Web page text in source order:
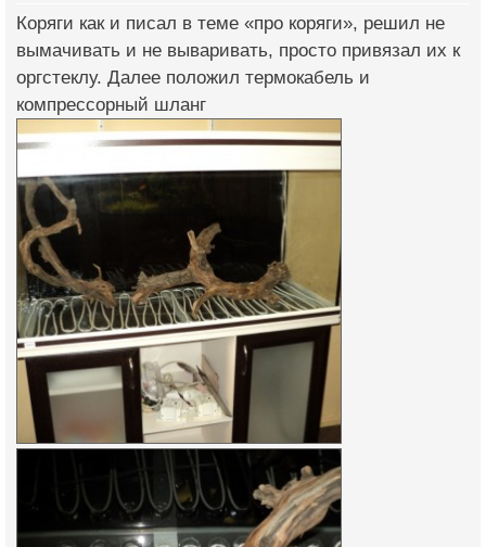
Коряги как и писал в теме «про коряги», решил не
вымачивать и не вываривать, просто привязал их к
оргстеклу. Далее положил термокабель и
компрессорный шланг